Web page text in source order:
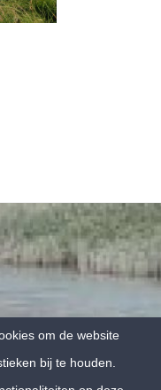
T+31 (0) 611001159
om de website
bij te houden.